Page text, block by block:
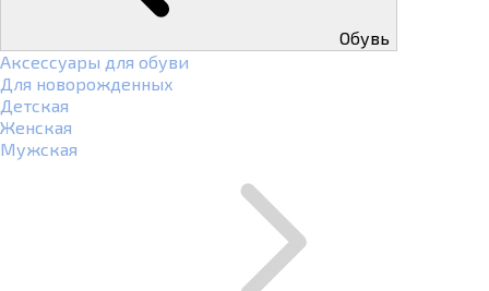
Обувь
Аксессуары для обуви
Для новорожденных
Детская
Женская
Мужская